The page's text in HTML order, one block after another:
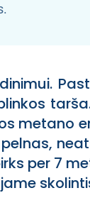
metano
per 7